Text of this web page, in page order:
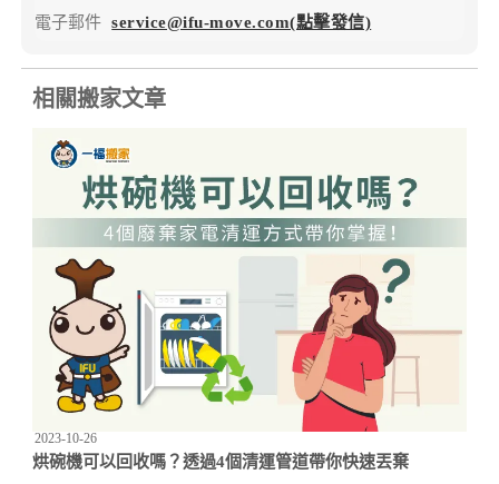
電子郵件 service@ifu-move.com(點擊發信)
相關搬家文章
2023-10-26
烘碗機可以回收嗎？透過4個清運管道帶你快速丟棄